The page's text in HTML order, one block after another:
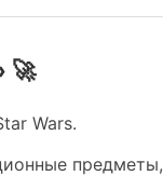
🚀
Wars.
предметы,